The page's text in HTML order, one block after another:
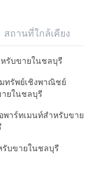
สถานที่ใกล้เคียง
รับขายในชลบุรี
ทรัพย์เชิงพาณิชย์
ยในชลบุรี
พาร์ทเมนท์สำหรับขาย
บขายในชลบุรี